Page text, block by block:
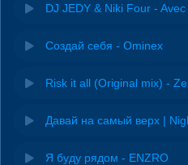
DJ JEDY & Niki Four - Avec
Создай себя - Ominex
Risk it all (Original mix) -
Давай на самый верх |
Я буду рядом - ENZRO